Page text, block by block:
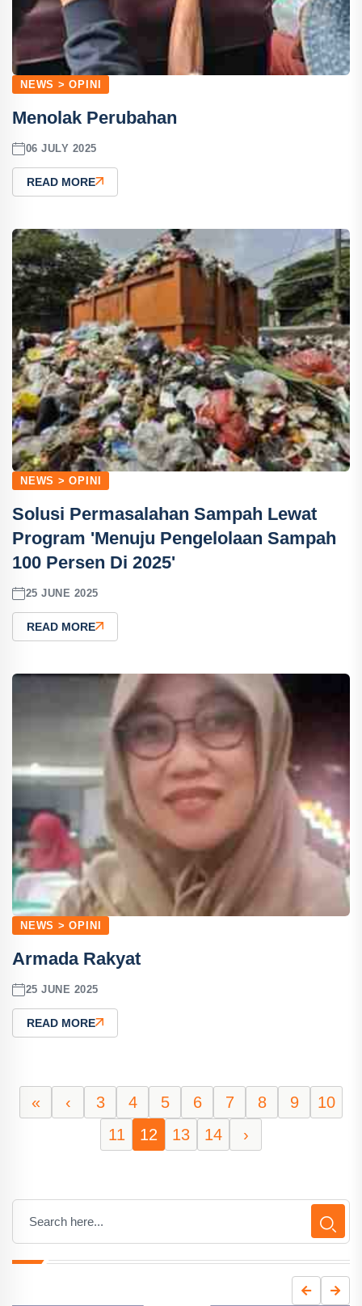
NEWS > OPINI
Menolak Perubahan
06 JULY 2025
READ MORE
NEWS > OPINI
Solusi Permasalahan Sampah Lewat
Program 'Menuju Pengelolaan Sampah
100 Persen Di 2025'
25 JUNE 2025
READ MORE
NEWS > OPINI
Armada Rakyat
25 JUNE 2025
READ MORE
« ‹ 3 4 5 6 7 8 9
10
11
12 13 14 ›